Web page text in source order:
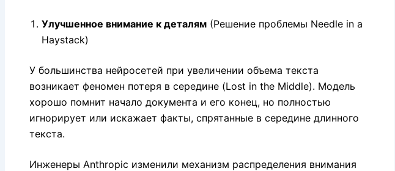
Улучшенное внимание к деталям (Решение проблемы Needle in a
Haystack)
У большинства нейросетей при увеличении объема текста
возникает феномен потеря в середине (Lost in the Middle). Модель
хорошо помнит начало документа и его конец, но полностью
игнорирует или искажает факты, спрятанные в середине длинного
текста.
Инженеры Anthropic изменили механизм распределения внимания